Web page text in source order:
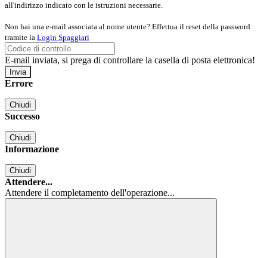
all'indirizzo indicato con le istruzioni necessarie.
Non hai una e-mail associata al nome utente? Effettua il reset della password
tramite la Login Spaggiari
E-mail inviata, si prega di controllare la casella di posta elettronica!
Errore
Chiudi
Successo
Chiudi
Informazione
Chiudi
Attendere...
Attendere il completamento dell'operazione...